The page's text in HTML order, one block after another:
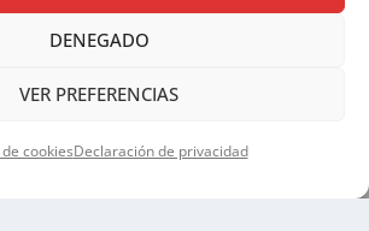
DENEGADO
VER PREFERENCIAS
cookiesDeclaración de privacidad